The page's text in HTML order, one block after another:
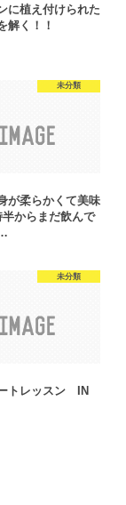
に植え付けられた
解く！！
未分類
が柔らかくて美味
半からまだ飲んで
未分類
トレッスン IN